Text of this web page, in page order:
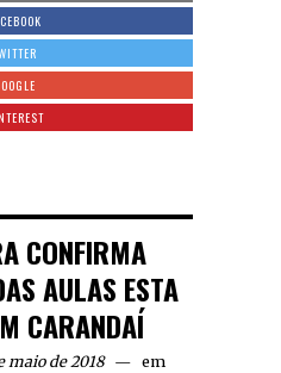
CONFIRMA
AULAS ESTA
CARANDAÍ
maio de 2018
em